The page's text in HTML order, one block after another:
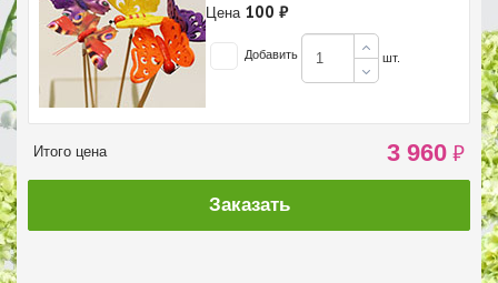
Цена 100 ₽
Добавить шт.
Итого цена 3 960 ₽
Заказать